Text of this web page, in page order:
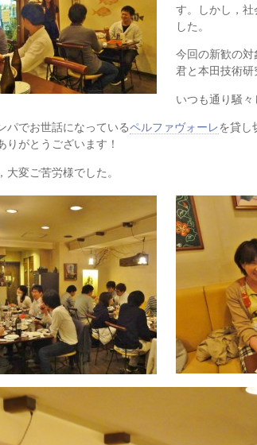
す。しかし，
した。
今回の新歓の
君と本田技術研
いつも通り騒々
パでお世話になっているペルファヴォーレを貸し
りがとうございます！
大変ご苦労様でした。